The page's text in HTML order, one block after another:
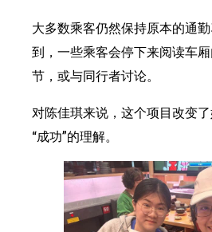
大多数乘客仍然保持原本的通
到，一些乘客会停下来阅读车
节，或与同行者讨论。
对陈佳琪来说，这个项目改变
“成功”的理解。